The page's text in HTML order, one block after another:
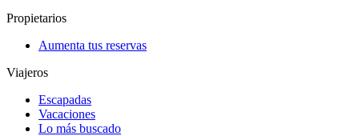
Propietarios
Aumenta tus reservas
Viajeros
Escapadas
Vacaciones
Lo más buscado